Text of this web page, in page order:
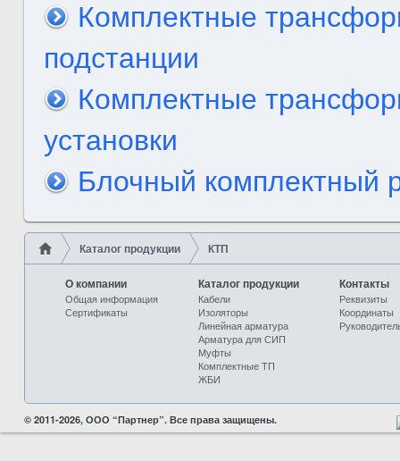
Комплектные
подстанции
Комплектные
установки
Блочный комплектный
Каталог продукции КТП
О компании
Общая информация
Сертификаты
Каталог продукции
Кабели
Изоляторы
Линейная арматура
Арматура для СИП
Муфты
Комплектные ТП
ЖБИ
Контакты
Реквизиты
Координаты
© 2011-2026, ООО “Партнер”. Все права защищены.